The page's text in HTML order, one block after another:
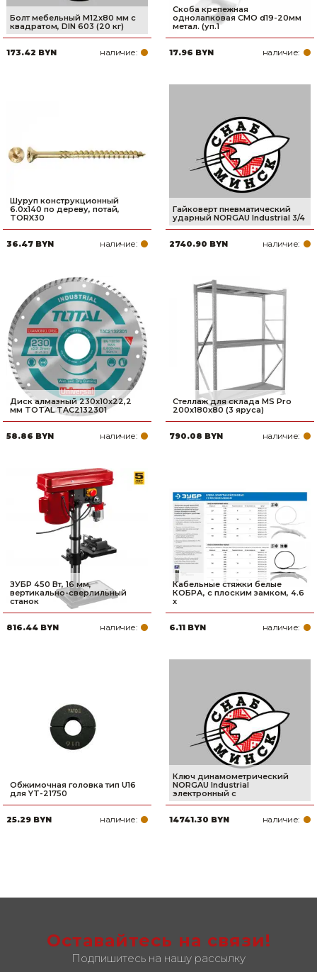
Болт мебельный М12х80 мм с
квадратом, DIN 603 (20 кг)
173.42 BYN наличие:
Скоба крепежная
однолапковая СМО d19-20мм
метал. (уп.1
17.96 BYN наличие:
Шуруп конструкционный
6.0х140 по дереву, потай,
TORX30
36.47 BYN наличие:
Гайковерт пневматический
ударный NORGAU Industrial 3/4
2740.90 BYN наличие:
Диск алмазный 230x10x22,2
мм TOTAL TAC2132301
58.86 BYN наличие:
Стеллаж для склада MS Pro
200x180x80 (3 яруса)
790.08 BYN наличие:
ЗУБР 450 Вт, 16 мм,
вертикально-сверлильный
станок
816.44 BYN наличие:
Кабельные стяжки белые
КОБРА, с плоским замком, 4.6
х
6.11 BYN наличие:
Обжимочная головка тип U16
для YT-21750
25.29 BYN наличие:
Ключ динамометрический
NORGAU Industrial
электронный с
14741.30 BYN наличие:
Оставайтесь на связи!
Подпишитесь на нашу рассылку